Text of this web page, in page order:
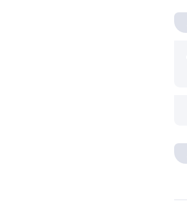
درباره ویدئو ویژه
درباره سواد مالی